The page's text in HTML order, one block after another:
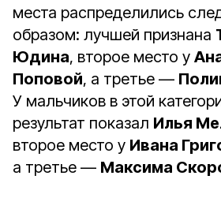
места распределились
образом: лучшей признана
Юдина, второе место у
Поповой, а третье —
У мальчиков в этой
результат показал Илья
второе место у Ивана
а третье — Максима